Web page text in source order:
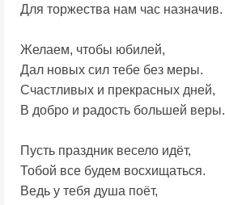
Для торжества нам час назначив.
Желаем, чтобы юбилей,
Дал новых сил тебе без меры.
Счастливых и прекрасных дней,
В добро и радость большей веры.
Пусть праздник весело идёт,
Тобой все будем восхищаться.
Ведь у тебя душа поёт,